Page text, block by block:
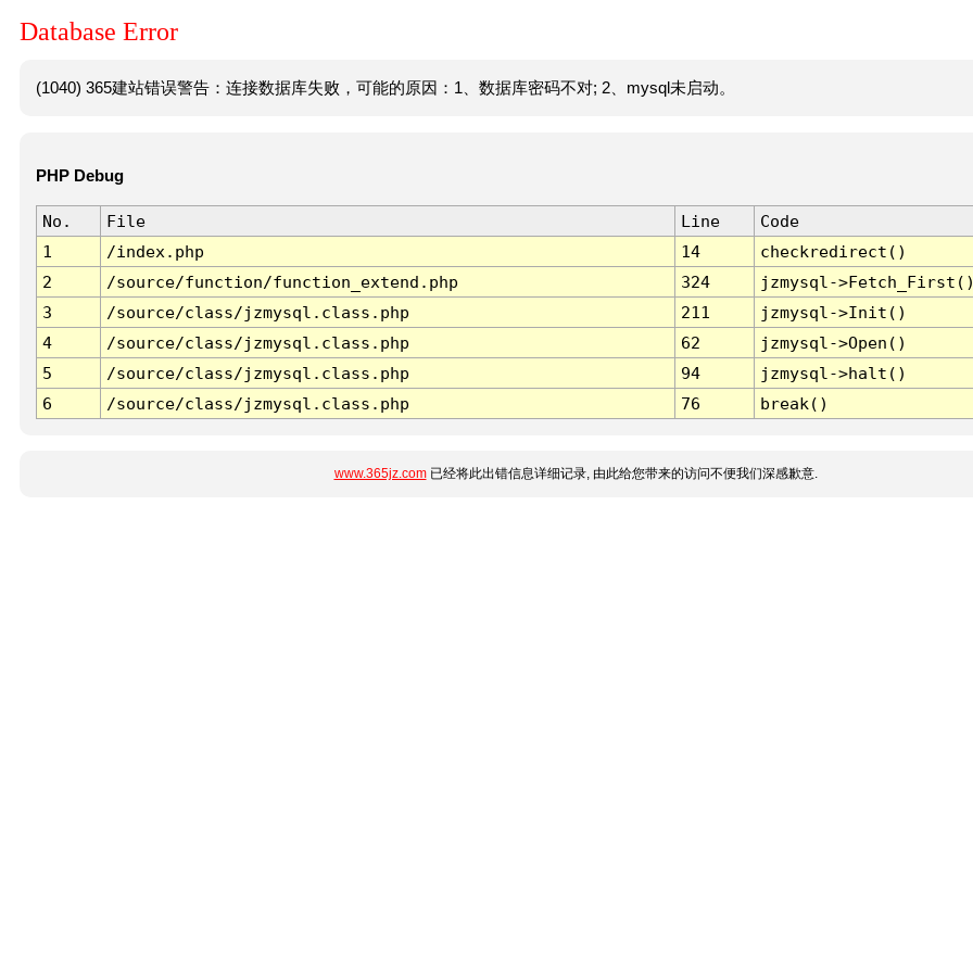
Database Error
(1040) 365建站错误警告：连接数据库失败，可能的原因：1、数据库密码不对; 2、mysql未启动。
PHP Debug
No. File Line
Code
1
/index.php 14
checkredirect()
2
/source/function/function_extend.php 324
jzmysql-
3
/source/class/jzmysql.class.php 211
jzmysql->Init()
4
/source/class/jzmysql.class.php 62
jzmysql->Open()
5
/source/class/jzmysql.class.php 94
jzmysql->halt()
6
/source/class/jzmysql.class.php 76 break()
www.365jz.com已经将此出错信息详细记录, 由此给您带来的访问不便我们深感歉意.